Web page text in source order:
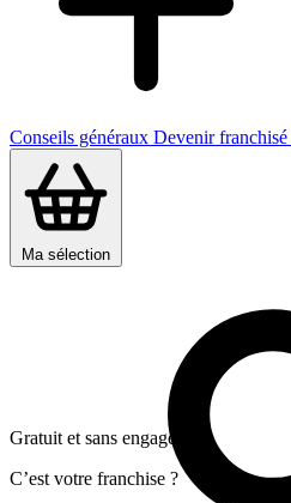
Conseils généraux Devenir franchisé
Ma sélection
Gratuit et sans engagement
C’est votre franchise ?